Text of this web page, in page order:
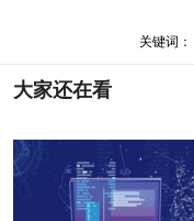
关键词：
大家还在看